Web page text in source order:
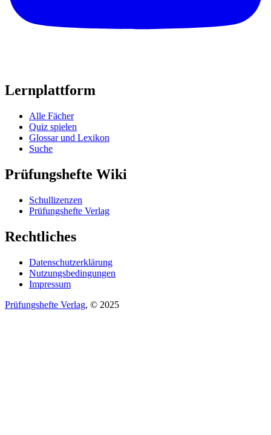
Lernplattform
Alle Fächer
Quiz spielen
Glossar und Lexikon
Suche
Prüfungshefte Wiki
Schullizenzen
Prüfungshefte Verlag
Rechtliches
Datenschutzerklärung
Nutzungsbedingungen
Impressum
Prüfungshefte Verlag, © 2025